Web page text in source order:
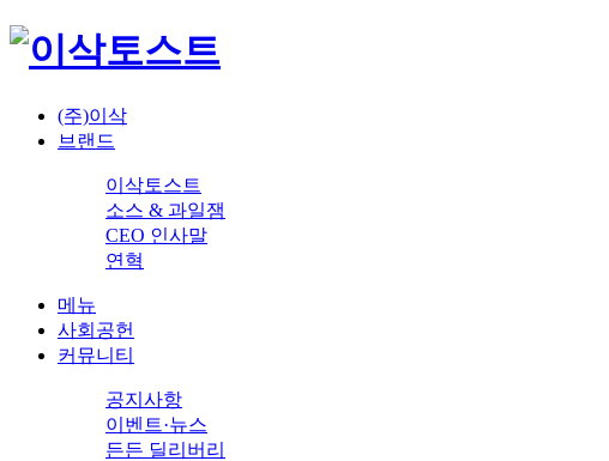
(주)이삭
브랜드
이삭토스트
소스 & 과일잼
CEO 인사말
연혁
메뉴
사회공헌
커뮤니티
공지사항
이벤트·뉴스
든든 딜리버리